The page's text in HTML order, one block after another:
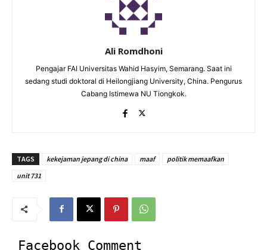
Ali Romdhoni
Pengajar FAI Universitas Wahid Hasyim, Semarang. Saat ini
sedang studi doktoral di Heilongjiang University, China. Pengurus
Cabang Istimewa NU Tiongkok.
TAGS kekejaman jepang di china maaf
politik memaafkan
unit 731
Facebook Comment